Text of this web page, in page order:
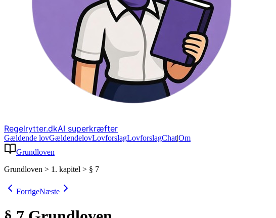
Regelrytter.dkAI superkræfter
Gældende lovGældendelovLovforslagLovforslagChat|Om
Grundloven
Grundloven > 1. kapitel > § 7
ForrigeNæste